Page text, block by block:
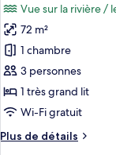
Balcony
La
Wing, Premier
Room,
King
Balcony
photos
pour
ce
type
de
chambre :
La
Vue sur la rivière /
72 m²
1 chambre
3 personnes
1 très grand lit
Wi-Fi gratuit
Plus de détails
Plus